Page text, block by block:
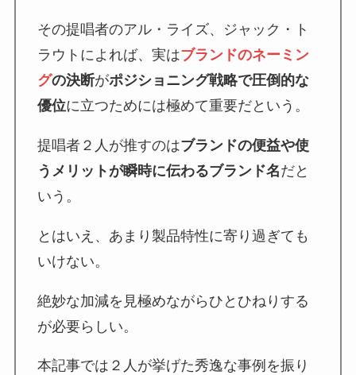
その提唱者のアル・ライズ、ジャック・ト
ラウトによれば、実はブランドのネーミン
グの決断がポジショニング戦略で圧倒的な
優位に立つためには極めて重要だという。
提唱者２人が推すのはブランドの便益や使
うメリットが瞬時に伝わるブランド名だと
いう。
とはいえ、あまり製品特性に寄り過ぎても
いけない。
絶妙な加減を見極めながらひとひねりする
が必要らしい。
本記事では２人が挙げた秀逸な事例を振り